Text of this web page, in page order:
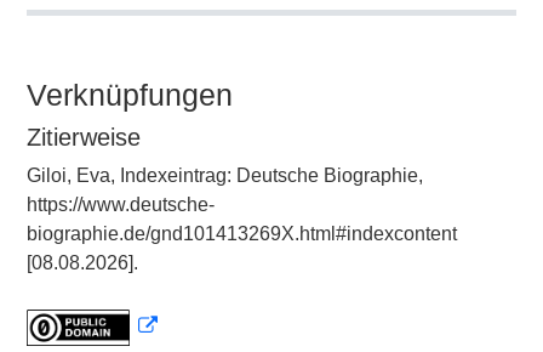
Verknüpfungen
Zitierweise
Giloi, Eva, Indexeintrag: Deutsche Biographie,
https://www.deutsche-
biographie.de/gnd101413269X.html#indexcontent
[08.08.2026].